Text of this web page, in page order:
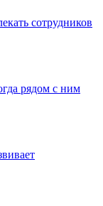
сотрудников
рядом с ним